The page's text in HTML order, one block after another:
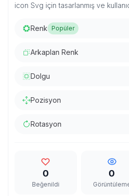
icon Svg için tasarlanmış ve
Renk Popüler
Arkaplan Renk
Dolgu
Pozisyon
Rotasyon
0
Beğenildi
0